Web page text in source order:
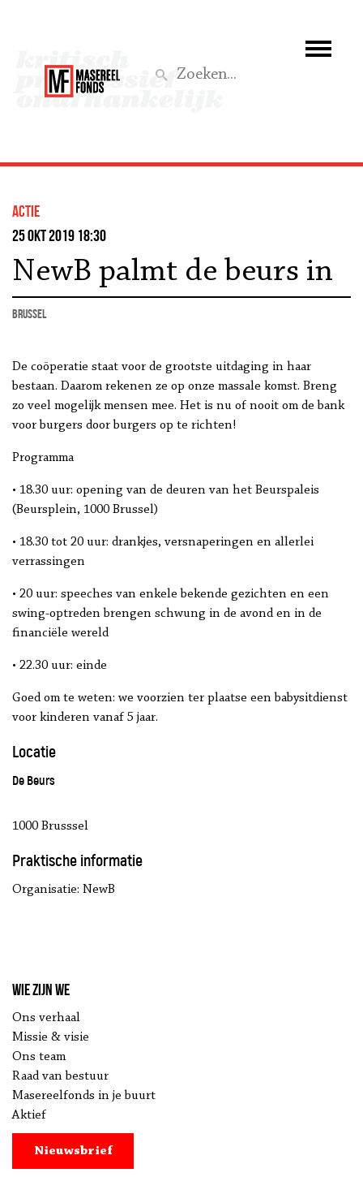
Wat we doen
Aktief
actie
25 okt 2019 18:30
NewB palmt de beurs in
Brussel
De coöperatie staat voor de grootste uitdaging in haar
bestaan. Daarom rekenen ze op onze massale komst. Breng
zo veel mogelijk mensen mee. Het is nu of nooit om de bank
voor burgers door burgers op te richten!
Programma
• 18.30 uur: opening van de deuren van het Beurspaleis
(Beursplein, 1000 Brussel)
• 18.30 tot 20 uur: drankjes, versnaperingen en allerlei
verrassingen
• 20 uur: speeches van enkele bekende gezichten en een
swing-optreden brengen schwung in de avond en in de
financiële wereld
• 22.30 uur: einde
Goed om te weten: we voorzien ter plaatse een babysitdienst
voor kinderen vanaf 5 jaar.
Locatie
De Beurs
1000 Brusssel
Praktische informatie
Organisatie: NewB
Wie zijn we
Ons verhaal
Missie & visie
Ons team
Raad van bestuur
Masereelfonds in je buurt
Aktief
Nieuwsbrief